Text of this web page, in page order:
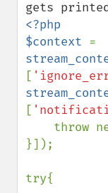
<?php
$context
[
[
throw
}]);
try{